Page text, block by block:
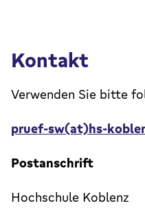
Kontakt
Verwenden Sie bitte
pruef-sw(at)hs-
Postanschrift
Hochschule Koblenz